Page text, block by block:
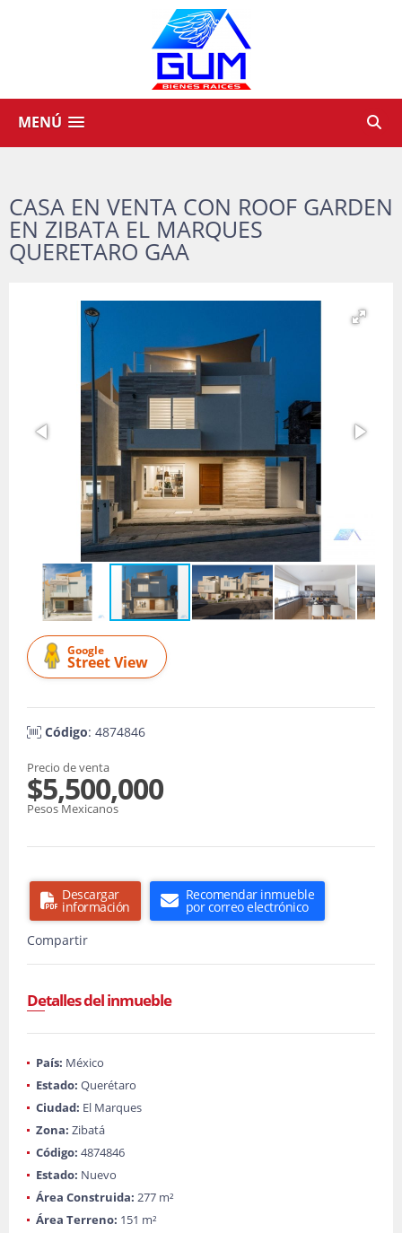
MENÚ
CASA EN VENTA CON ROOF GARDEN
EN ZIBATA EL MARQUES
QUERETARO GAA
Google
Street View
Código: 4874846
Precio de venta
$5,500,000
Pesos Mexicanos
Descargar
información
Recomendar inmueble
por correo electrónico
Compartir
Detalles del inmueble
País: México
Estado: Querétaro
Ciudad: El Marques
Zona: Zibatá
Código: 4874846
Estado: Nuevo
Área Construida: 277 m²
Área Terreno: 151 m²